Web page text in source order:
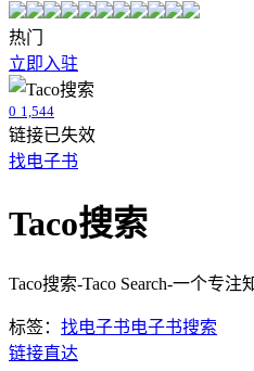
热门
立即入驻
0 1,544
链接已失效
找电子书
Taco搜索
Taco搜索-Taco Search-一个专
标签： 找电子书电子书搜索
链接直达